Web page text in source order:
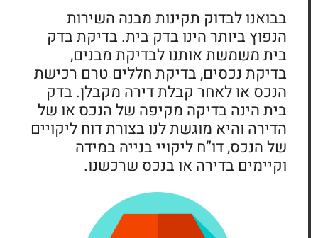
בבואנו לבדוק תקינות מבנה השירות
הנפוץ ביותר הינו בדק בית. בדיקת בדק
בית משמשת אותנו לבדיקת מבנים,
בדיקת נכסים, בדיקת חללים טרם רכישת
הנכס או לאחר קבלת דירה מקבלן. בדק
בית הינה בדיקה מקיפה של הנכס או של
הדירה והיא מוגשת לנו בצורת דוח ליקויים
של הנכס, דו”ח ליקויי בנייה במידה
וקיימים בדירה או בנכס שרכשנו.